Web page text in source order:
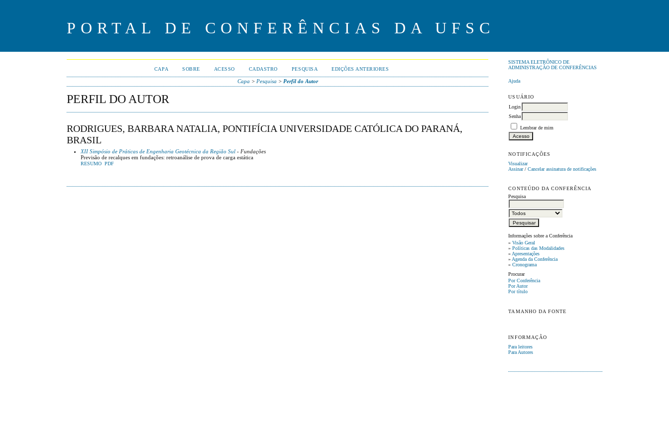
PORTAL DE CONFERÊNCIAS DA UFSC
SISTEMA ELETRÔNICO DE
ADMINISTRAÇÃO DE CONFERÊNCIAS
Ajuda
USUÁRIO
Login
Senha
Lembrar de mim
NOTIFICAÇÕES
Visualizar
Assinar/Cancelar assinatura de notificações
CONTEÚDO DA CONFERÊNCIA
Pesquisa
Informações sobre a Conferência
»Visão Geral
»Políticas das Modalidades
» Apresentações
» Agenda da Conferência
»Cronograma
Procurar
Por Conferência
Por Autor
Por título
TAMANHO DA FONTE
INFORMAÇÃO
Para leitores
Para Autores
CAPA SOBRE ACESSO CADASTRO PESQUISA EDIÇÕES ANTERIORES
Capa > Pesquisa > Perfil do Autor
PERFIL DO AUTOR
RODRIGUES, BARBARA NATALIA, PONTIFÍCIA UNIVERSIDADE CATÓLICA DO PARANÁ,
BRASIL
XII Simpósio de Práticas de Engenharia Geotécnica da Região Sul - Fundações
Previsão de recalques em fundações: retroanálise de prova de carga estática
RESUMO PDF